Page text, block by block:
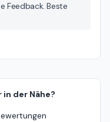
Feedback. Beste
der Nähe?